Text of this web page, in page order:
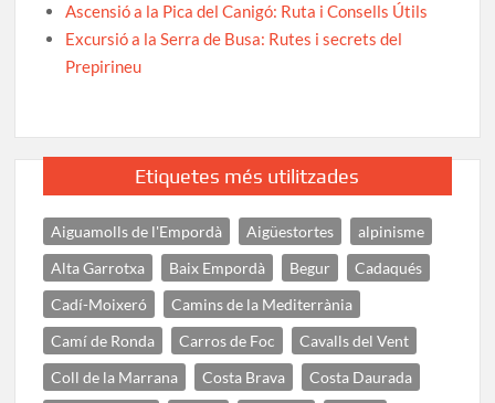
Ascensió a la Pica del Canigó: Ruta i Consells Útils
Excursió a la Serra de Busa: Rutes i secrets del
Prepirineu
Etiquetes més utilitzades
Aiguamolls de l'Empordà Aigüestortes
alpinisme
Alta Garrotxa
Baix Empordà Begur
Cadaqués
Cadí-Moixeró
Camins de la Mediterrània
Camí de Ronda
Carros de Foc
Cavalls del Vent
Coll de la Marrana
Costa Brava
Costa Daurada